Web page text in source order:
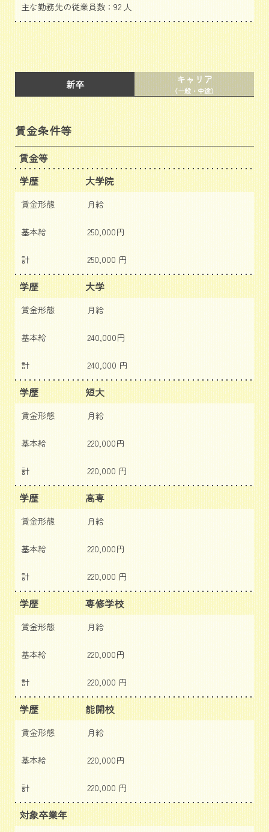
主な勤務先の従業員数：92 人
新卒 キャリア
（一般・中途）
賃金条件等
賃金等
学歴
大学院
賃金形態 月給
基本給 250,000円
計 250,000 円
学歴 大学
賃金形態 月給
基本給 240,000円
計 240,000 円
学歴 短大
賃金形態 月給
基本給 220,000円
計 220,000 円
学歴 高専
賃金形態 月給
基本給 220,000円
計 220,000 円
学歴 専修学校
賃金形態 月給
基本給 220,000円
計 220,000 円
学歴 能開校
賃金形態 月給
基本給 220,000円
計 220,000 円
対象卒業年